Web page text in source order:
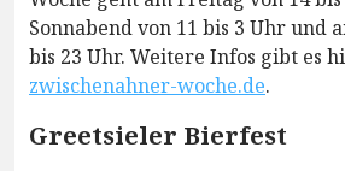
Sonnabend von 11 bis 3 Uhr und
bis 23 Uhr. Weitere Infos gibt es
zwischenahner-woche.de.
Greetsieler Bierfest